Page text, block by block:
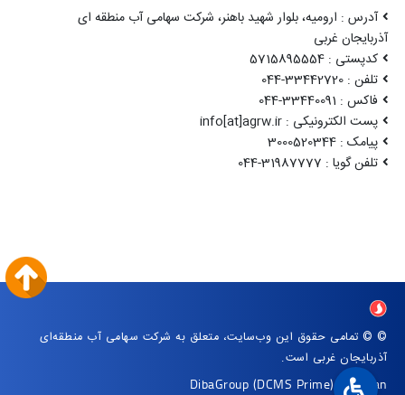
آدرس : ارومیه، بلوار شهید باهنر، شرکت سهامی آب منطقه ای
آذربایجان غربی
کدپستی : 5715895554
تلفن : 33442720-044
فاکس : 33440091-044
پست الکترونیکی : info[at]agrw.ir
پیامک : 3000520344
تلفن گویا : 31987777-044
© © تمامی حقوق این وب‌سایت، متعلق به شرکت سهامی آب منطقه‌ای
آذربایجان غربی است.
DibaGroup (DCMS Prime)|Arvan